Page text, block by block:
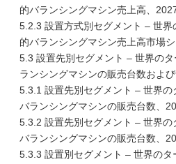
的バランシングマシン売上高、
5.2.3 設置方式別セグメント – 世
的バランシングマシン売上高市場
5.3 設置先別セグメント – 世界の
ランシングマシンの販売台数および
5.3.1 設置先別セグメント – 世界
バランシングマシンの販売台数、
5.3.2 設置先別セグメント – 世界
バランシングマシンの販売台数、
5.3.3 設置別セグメント – 世界の